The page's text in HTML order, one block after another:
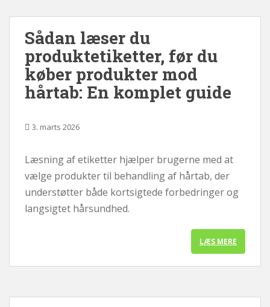
Sådan læser du
produktetiketter, før du
køber produkter mod
hårtab: En komplet guide
3. marts 2026
Læsning af etiketter hjælper brugerne med at
vælge produkter til behandling af hårtab, der
understøtter både kortsigtede forbedringer og
langsigtet hårsundhed.
LÆS MERE